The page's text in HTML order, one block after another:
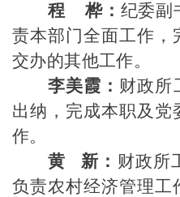
程
桦： 纪委副
责本部门全面工作，
交办的其他工作。
李美霞 ： 财政所
出纳， 完成本职及 党
作。
黄 新： 财政所
负责农村经济管理工